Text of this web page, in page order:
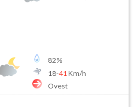
82%
18-41 Km/h
Ovest